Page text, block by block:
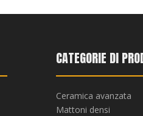
CATEGORIE DI
Ceramica avanzata
Mattoni densi